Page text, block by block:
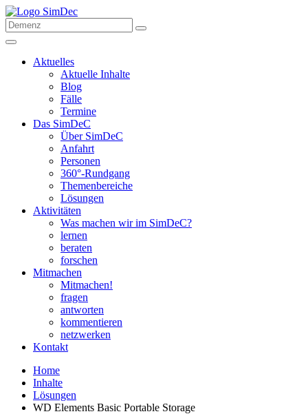
Aktuelles
Aktuelle Inhalte
Blog
Fälle
Termine
Das SimDeC
Über SimDeC
Anfahrt
Personen
360°-Rundgang
Themenbereiche
Lösungen
Aktivitäten
Was machen wir im SimDeC?
lernen
beraten
forschen
Mitmachen
Mitmachen!
fragen
antworten
kommentieren
netzwerken
Kontakt
Home
Inhalte
Lösungen
WD Elements Basic Portable Storage